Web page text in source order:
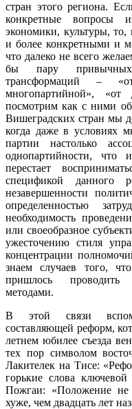
стран этого региона.
конкретные вопросы
экономики, культуры,
и более конкретными и
что далеко не всего
бы пару привычных
трансформаций –
многопартийной»,
посмотрим как с ними
Вишеградских стран мы
когда даже в условиях
партии настолько
однопартийности, что
перестает
спецификой данного
незавершенности
определенностью
необходимость
или своеобразное
ужесточению стиля
концентрации
знаем случаев того,
пришлось проводить
методами.
В этой связи
составляющей реформ,
летнем юбилее съезда
тех пор символом
Лакителек на Тисе:
горькие слова
Пожгаи: «Положение не
хуже, чем двадцать лет